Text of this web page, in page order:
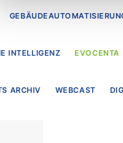
INTELLIGENZ EVOCENTA
ARCHIV WEBCAST